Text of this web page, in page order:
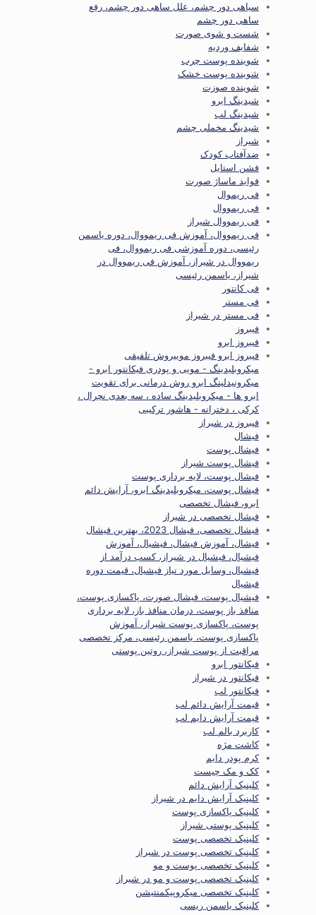
سیاهی دور چشم، علل ساهی دور چشم، رفع
ساهی دور چشم
شست و شوی صورت
شفایف وردیه
شوینده پوست چرب
شوینده پوست خشک
شوینده صوزت
شیدینگ ابرو
شیدینگ لب
شیدینگ مخملی چشم
شیراز
ضدآفتاب کودک
فشن استایل
فواید ماساژ صورت
فی ریموال
فی ریمووال
فی ریمووال شیراز
فی ریمووال، آموزش فی ریمووال، دوره یاسمن
رئیسی، دوره آموزشی فی ریمووال، فی
ریمووال در شیراز، آموزش فی ریمووال در
شیراز، یاسمن رئیسی
فی کانتور
فی مستر
فی مستر در شیراز
فیبروز
فیبروز ابرو
فیبروز ابرو فیبروز موییروش تلفیقی
میکروبلیدینگ - مویی و پودری فیکانتور ابرو -
میکرونیدلینگ ابرو روش درمانی برای تقویت
ابرو ها - میکروبلیدینگ ساده ، سه بعدی نچرال ،
کرکی ، دخترانه - هاشور ترکیبی
فیبروز در شیراز
فیشال
فیشال پوست
فیشال پوست شیراز
فیشال پوست، لایه برداری پوست
فیشال پوست، میکروبلیدینگ ابرو، آرایش دائم
ابرو، فیشال تخصصی
فیشال تخصصی در شیراز
فیشال تخصصی، فیشال 2023، بهترین فیشال
فیشال، آموزش فیشال، فیشیال، آموزش
فیشیال، فیشیال در شیراز، کسب درآمد از
فیشیال، وسایل مورد نیاز فیشیال، قیمت دوره
فیشیال
فیشیال پوست، فیشال صورت، پاکسازی پوست،
منافذ باز پوست، درمان منافذ باز، لایه برداری
پوست، پاکسازی پوست شیراز، آموزش
پاکسازی پوست، یاسمن رئیسی، مرکز تخصصی
مراقبت از پوست شیراز، روتین پوستی
فیکانتور ابرو
فیکانتور در شیراز
فیکانتور لب
قیمت آرایش دائم لب
قیمت آرایش دایم لب
کاربرد بالم لب
کاشت مژه
کرم پودر دایم
کک و مک چیست
کلینیک آرایش دائم
کلینیک آرایش دایم در شیراز
کلینیک پاکسازی پوست
کلینیک پوستی شیراز
کلینیک تخصصی پوست
کلینیک تخصصی پوست در شیراز
کلینیک تخصصی پوست و مو
کلینیک تخصصی پوست و مو در شیراز
کلینیک تخصصی میکروپیکمنتیشن
کلینیک یاسمن ریسی